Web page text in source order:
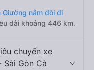
Giường nằm đôi đi
dài khoảng 446 km.
chuyến xe
Gòn Cà